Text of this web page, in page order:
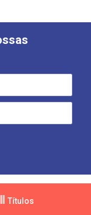
Títulos